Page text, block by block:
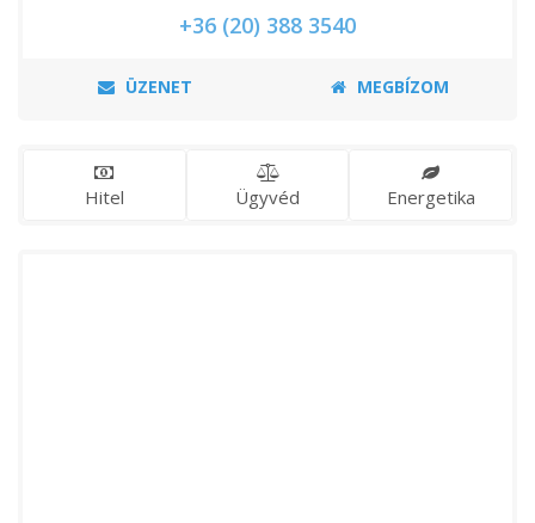
+36 (20) 388 3540
ÜZENET MEGBÍZOM
Hitel Ügyvéd Energetika